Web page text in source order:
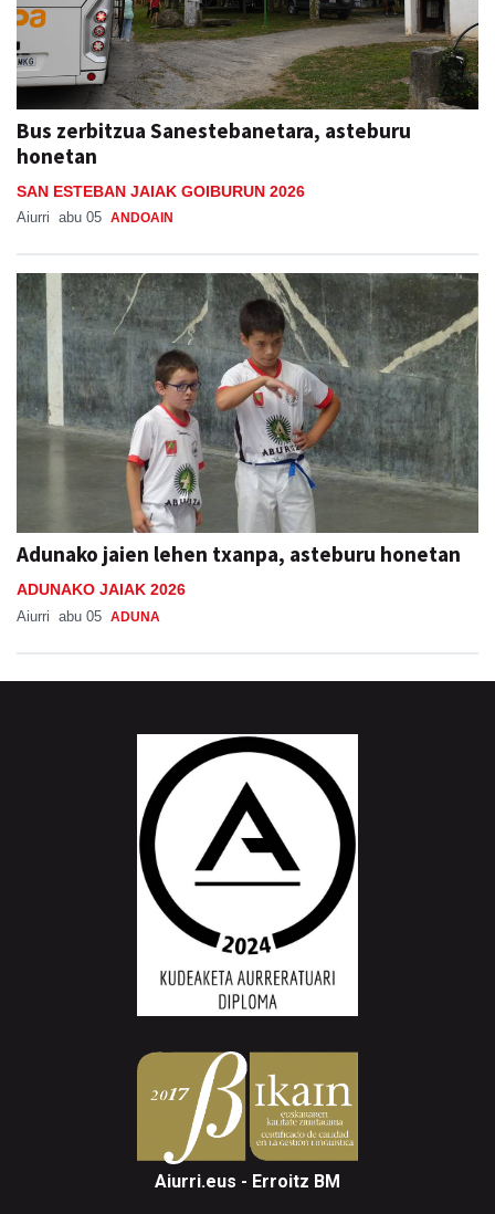
Bus zerbitzua Sanestebanetara, asteburu
honetan
SAN ESTEBAN JAIAK GOIBURUN 2026
Aiurri abu 05 ANDOAIN
Adunako jaien lehen txanpa, asteburu honetan
ADUNAKO JAIAK 2026
Aiurri abu 05 ADUNA
Aiurri.eus - Erroitz BM